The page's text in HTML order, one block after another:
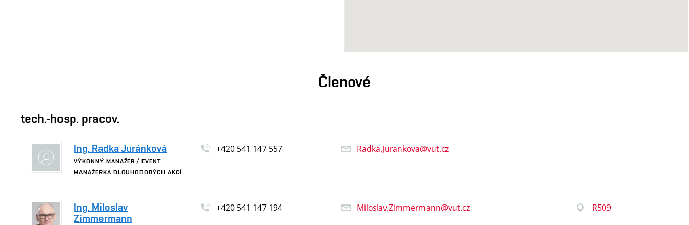
Členové
tech.-hosp. pracov.
Ing. Radka Juránková
VÝKONNÝ MANAŽER / EVENT
MANAŽERKA DLOUHODOBÝCH AKCÍ
+420541 147557 Radka.Jurankova@vut.cz
Ing. Miloslav
Zimmermann
+420541 147194 Miloslav.Zimmermann@vut.cz R509